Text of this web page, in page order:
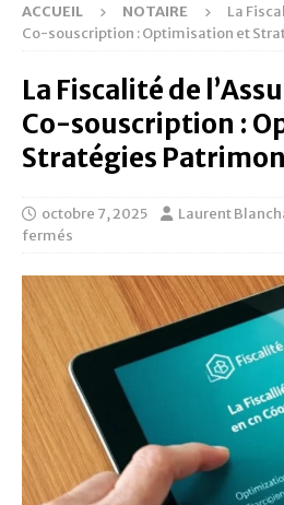
ACCUEIL NOTAIRE
La
Co-souscription : Optimisation et
La Fiscalité de
Co-souscription :
Stratégies
octobre 7, 2025 Laurent
fermés